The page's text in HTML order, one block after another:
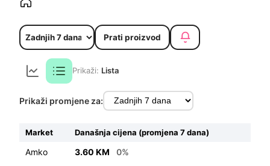
Prati proizvod
Prikaži: Lista
Prikaži promjene za:
Market Današnja cijena (promjena 7 dana)
Amko 3.60 KM 0%